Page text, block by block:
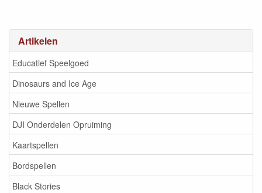
Artikelen
Educatief Speelgoed
Dinosaurs and Ice Age
Nieuwe Spellen
DJI Onderdelen Opruiming
Kaartspellen
Bordspellen
Black Stories